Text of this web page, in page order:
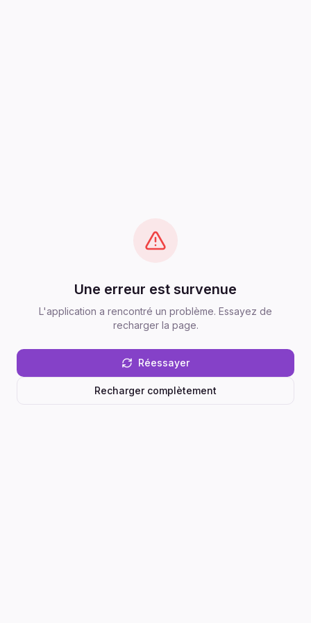
Une erreur est survenue
L'application a rencontré un problème. Essayez de
recharger la page.
Réessayer
Recharger complètement